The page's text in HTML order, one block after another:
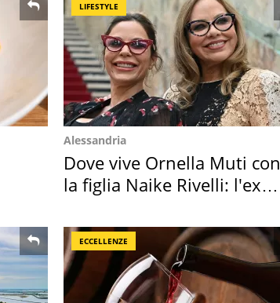
LIFESTYLE
Alessandria
Dove vive Ornella Muti con
la figlia Naike Rivelli: l'ex
ECCELLENZE